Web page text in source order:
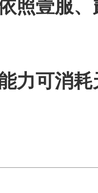
照壹服
力可消